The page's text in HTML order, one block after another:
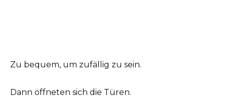
Zu bequem, um zufällig zu sein.
Dann öffneten sich die Türen.